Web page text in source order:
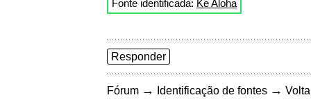
Fonte identificada: Ke Aloha
Responder
Fórum → Identificação de fontes →